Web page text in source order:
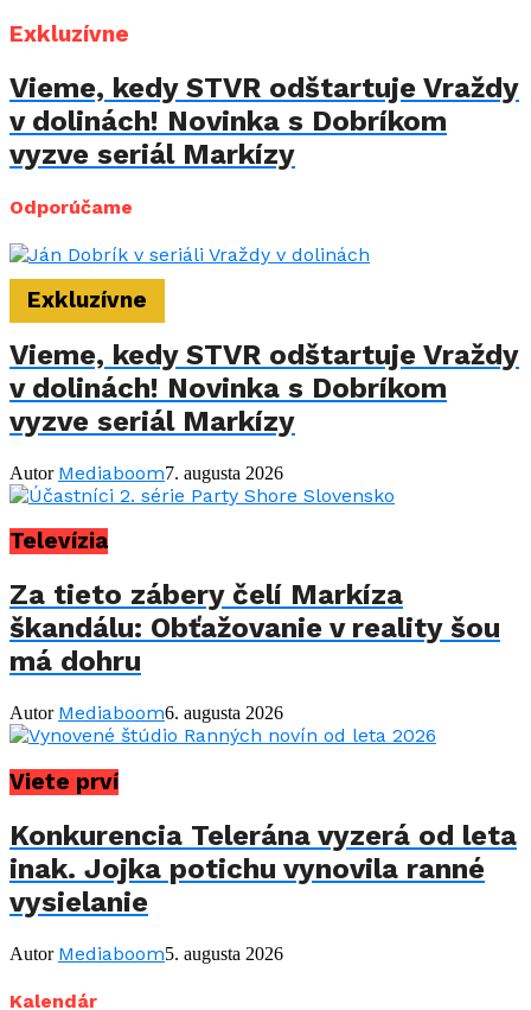
Exkluzívne
Vieme, kedy STVR odštartuje Vraždy
v dolinách! Novinka s Dobríkom
vyzve seriál Markízy
Odporúčame
Exkluzívne
Vieme, kedy STVR odštartuje Vraždy
v dolinách! Novinka s Dobríkom
vyzve seriál Markízy
Autor Mediaboom7. augusta 2026
Televízia
Za tieto zábery čelí Markíza
škandálu: Obťažovanie v reality šou
má dohru
Autor Mediaboom6. augusta 2026
Viete prví
Konkurencia Telerána vyzerá od leta
inak. Jojka potichu vynovila ranné
vysielanie
Autor Mediaboom5. augusta 2026
Kalendár